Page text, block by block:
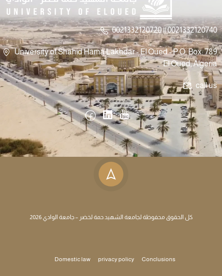
0021332120720 || 0021332120740
University of Shahid Hama Lakhdar - El Oued - P.O. Box: 789
El Oued, Algeria
call us
كل الحقوق محفوظة لجامعة الشهيد حمة لخضر – جامعة الوادي 2026
Domestic law privacy policy Conclusions